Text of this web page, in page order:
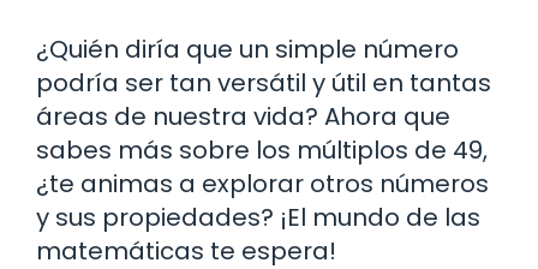
¿Quién diría que un simple número
podría ser tan versátil y útil en tantas
áreas de nuestra vida? Ahora que
sabes más sobre los múltiplos de 49,
¿te animas a explorar otros números
y sus propiedades? ¡El mundo de las
matemáticas te espera!